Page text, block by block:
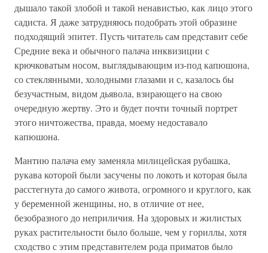
дышало такой злобой и такой ненавистью, как лицо этого
садиста. Я даже затрудняюсь подобрать этой образине
подходящий эпитет. Пусть читатель сам представит себе
Средние века и обычного палача инквизиции с
крючковатым носом, выглядывающим из-под капюшона,
со стеклянными, холодными глазами и с, казалось бы
безучастным, видом дьявола, взирающего на свою
очередную жертву. Это и будет почти точный портрет
этого ничтожества, правда, моему недоставало
капюшона.
Мантию палача ему заменяла милицейская рубашка,
рукава которой были засучены по локоть и которая была
расстегнута до самого живота, огромного и круглого, как
у беременной женщины, но, в отличие от нее,
безобразного до неприличия. На здоровых и жилистых
руках растительности было больше, чем у гориллы, хотя
сходство с этим представителем рода приматов было